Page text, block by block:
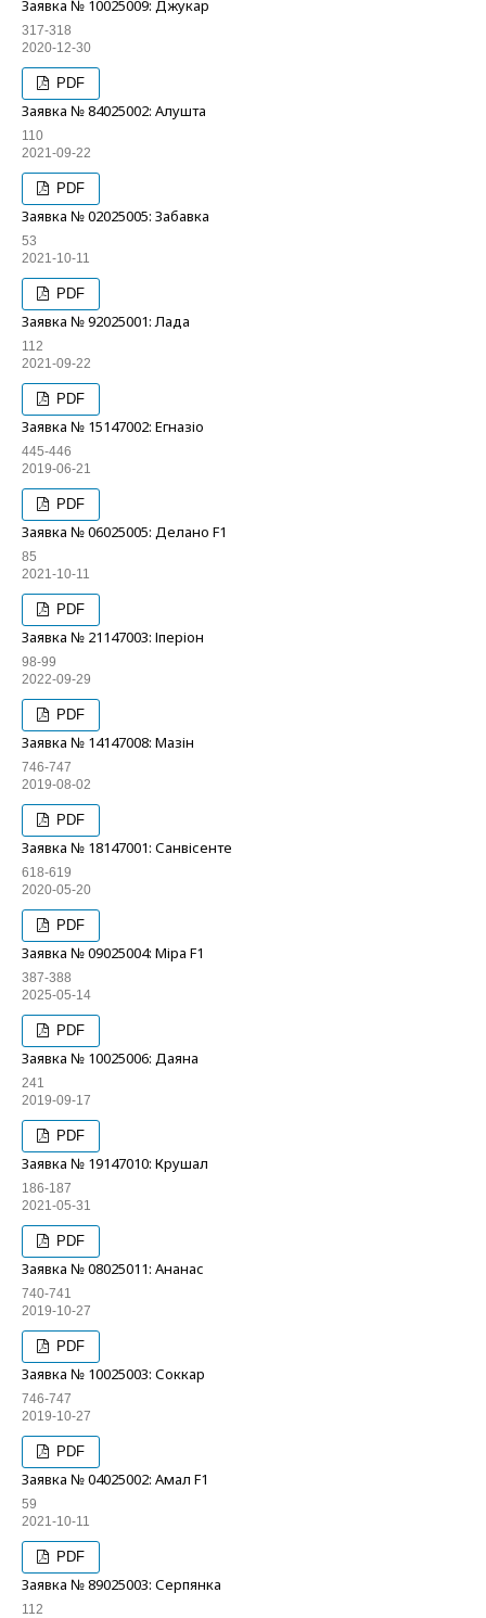
Заявка № 10025009: Джукар
317-318
2020-12-30
PDF
Заявка № 84025002: Алушта
110
2021-09-22
PDF
Заявка № 02025005: Забавка
53
2021-10-11
PDF
Заявка № 92025001: Лада
112
2021-09-22
PDF
Заявка № 15147002: Егназіо
445-446
2019-06-21
PDF
Заявка № 06025005: Делано F1
85
2021-10-11
PDF
Заявка № 21147003: Іперіон
98-99
2022-09-29
PDF
Заявка № 14147008: Мазін
746-747
2019-08-02
PDF
Заявка № 18147001: Санвісенте
618-619
2020-05-20
PDF
Заявка № 09025004: Міра F1
387-388
2025-05-14
PDF
Заявка № 10025006: Даяна
241
2019-09-17
PDF
Заявка № 19147010: Крушал
186-187
2021-05-31
PDF
Заявка № 08025011: Ананас
740-741
2019-10-27
PDF
Заявка № 10025003: Соккар
746-747
2019-10-27
PDF
Заявка № 04025002: Амал F1
59
2021-10-11
PDF
Заявка № 89025003: Серпянка
112